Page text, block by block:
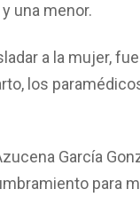
una menor.
a la mujer,
los
García
para